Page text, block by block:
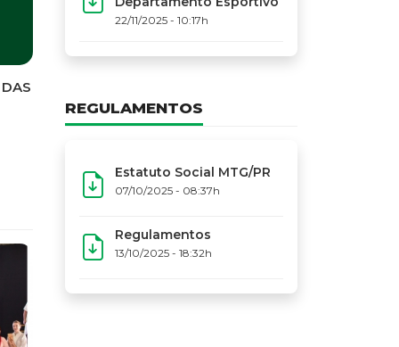
22/11/2025 - 10:17h
REGULAMENTOS
Estatuto Social MTG/PR
07/10/2025 - 08:37h
Regulamentos
13/10/2025 - 18:32h